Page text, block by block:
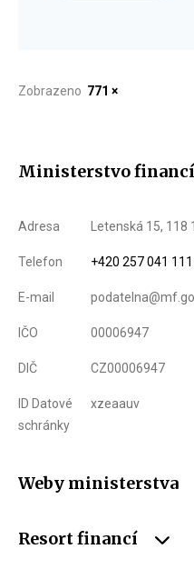
Zobrazeno 771 ×
Ministerstvo financí
Adresa Letenská 15, 118
Telefon +420 257 041 111
E-mail
IČO 00006947
DIČ CZ00006947
ID Datové
schránky
xzeaauv
Weby ministerstva
Resort financí